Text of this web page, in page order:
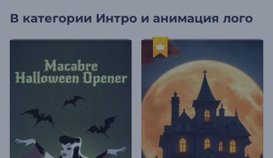
В категории Интро и анимация лого